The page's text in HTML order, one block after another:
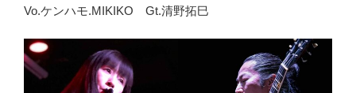
Vo.ケンハモ.MIKIKO Gt.清野拓巳